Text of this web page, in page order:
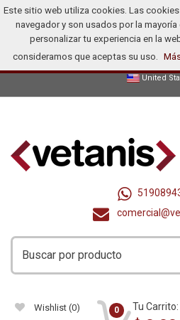
Inicio Productos Promociones
Español Dollar (US$)
United
Wishlist (0)
0 Tu Carrito:
Este sitio web utiliza cookies. Las
navegador y son usados por la
personalizar tu experiencia en la
consideramos que aceptas su uso.